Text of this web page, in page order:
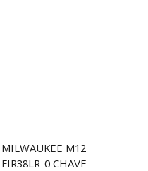
MILWAUKEE M12
FIR38LR-0 CHAVE